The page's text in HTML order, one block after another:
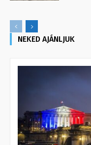
NEKED AJÁNLJUK